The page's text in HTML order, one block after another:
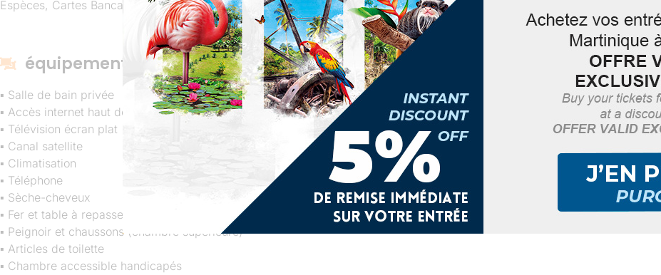
Espèces, Cartes Bancaire
équipements
▪ Salle de bain privée
▪ Accès internet haut débit en Wifi
▪ Télévision écran plat
▪ Canal satellite
▪ Climatisation
▪ Téléphone
▪ Sèche-cheveux
▪ Fer et table à repasser
▪ Peignoir et chaussons (chambre supérieure)
▪ Articles de toilette
▪ Chambre accessible handicapés